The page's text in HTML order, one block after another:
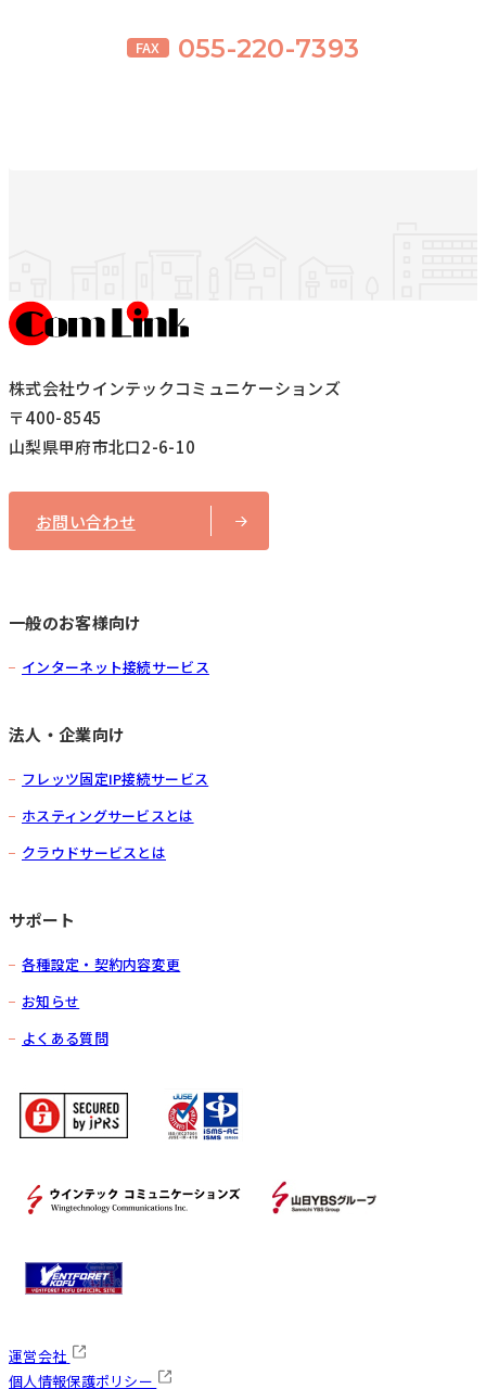
FAX 055-220-7393
株式会社ウインテックコミュニケーションズ
〒400-8545
山梨県甲府市北口2-6-10
お問い合わせ
一般のお客様向け
インターネット接続サービス
法人・企業向け
フレッツ固定IP接続サービス
ホスティングサービスとは
クラウドサービスとは
サポート
各種設定・契約内容変更
お知らせ
よくある質問
運営会社
個人情報保護ポリシー